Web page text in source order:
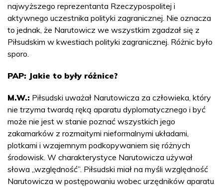
najwyższego reprezentanta Rzeczypospolitej i
aktywnego uczestnika polityki zagranicznej. Nie oznacza
to jednak, że Narutowicz we wszystkim zgadzał się z
Piłsudskim w kwestiach polityki zagranicznej. Różnic było
sporo.
PAP: Jakie to były różnice?
M.W.: Piłsudski uważał Narutowicza za człowieka, który
nie trzyma twardą ręką aparatu dyplomatycznego i być
może nie jest w stanie poznać wszystkich jego
zakamarków z rozmaitymi nieformalnymi układami,
plotkami i wzajemnym podkopywaniem się różnych
środowisk. W charakterystyce Narutowicza używał
słowa „względność”. Piłsudski miał na myśli względność
Narutowicza w postępowaniu wobec urzędników aparatu